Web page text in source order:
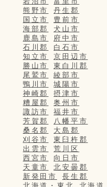
熊野市
丹生郡
国立市
豊前市
海部郡
犬山市
鹿島市
府中市
石川郡
白石市
知立市
京田辺市
勝山市
東白川郡
尾鷲市
綾部市
鴨川市
城陽市
神崎郡
摂津市
糟屋郡
奥州市
諏訪市
福井市
芳賀郡
八幡平市
桑名郡
大島郡
刈谷市
東臼杵郡
出雲市
荒川区
西宮市
向日市
天童市
北安曇郡
新発田市
長生郡